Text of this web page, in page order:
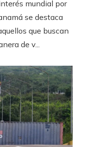
mundial por
se destaca
que buscan
de v...